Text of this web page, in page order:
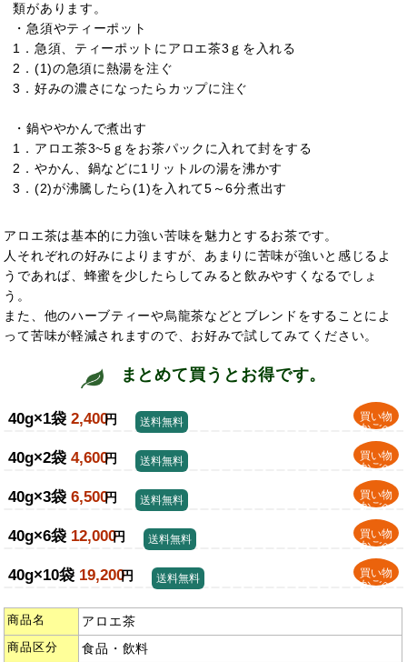
類があります。
・急須やティーポット
1．急須、ティーポットにアロエ茶3ｇを入れる
2．(1)の急須に熱湯を注ぐ
3．好みの濃さになったらカップに注ぐ
・鍋ややかんで煮出す
1．アロエ茶3~5ｇをお茶パックに入れて封をする
2．やかん、鍋などに1リットルの湯を沸かす
3．(2)が沸騰したら(1)を入れて5～6分煮出す
アロエ茶は基本的に力強い苦味を魅力とするお茶です。
人それぞれの好みによりますが、あまりに苦味が強いと感じるよ
うであれば、蜂蜜を少したらしてみると飲みやすくなるでしょ
う。
また、他のハーブティーや烏龍茶などとブレンドをすることによ
って苦味が軽減されますので、お好みで試してみてください。
まとめて買うとお得です。
40g×1袋 2,400円
買い物
かごへ
送料無料
40g×2袋 4,600円
買い物
かごへ
送料無料
40g×3袋 6,500円
買い物
かごへ
送料無料
40g×6袋 12,000円
買い物
かごへ
送料無料
40g×10袋 19,200円
買い物
かごへ
送料無料
商品名 アロエ茶
商品区分 食品・飲料